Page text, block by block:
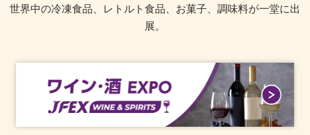
世界中の冷凍食品、レトルト食品、お菓子、調味料が一堂に出
展。